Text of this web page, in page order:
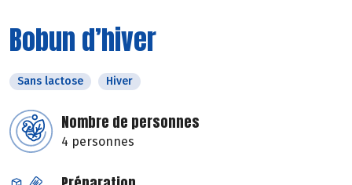
Bobun d’hiver
Sans lactose Hiver
Nombre de personnes
4 personnes